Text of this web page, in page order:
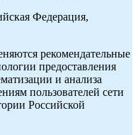
Федерация,
рекомендательные
предоставления
и анализа
пользователей сети
Российской